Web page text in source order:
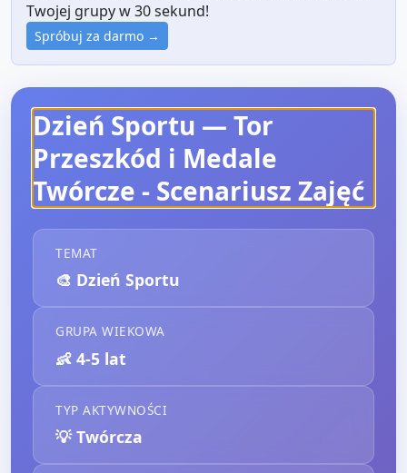
Twojej grupy w 30 sekund!
Spróbuj za darmo →
Dzień Sportu — Tor
Przeszkód i Medale
Twórcze - Scenariusz Zajęć
TEMAT
🎨 Dzień Sportu
GRUPA WIEKOWA
👶 4-5 lat
TYP AKTYWNOŚCI
💡 Twórcza